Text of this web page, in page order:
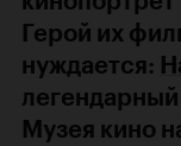
Герой их
нуждается:
Музея кино